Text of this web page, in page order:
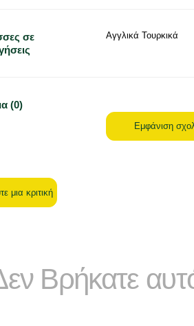
σε
Αγγλικά Τουρκικά
(0)
Εμφάνιση
μια κριτική
Βρήκατε